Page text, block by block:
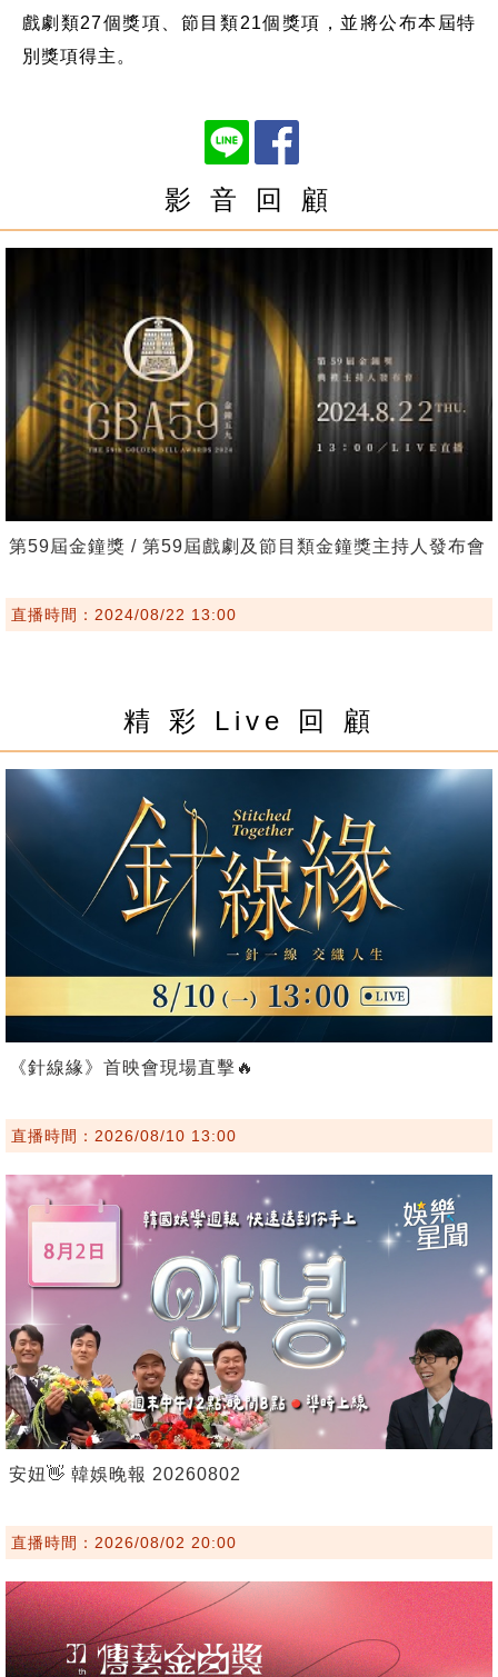
戲劇類27個獎項、節目類21個獎項，並將公布本屆特
別獎項得主。
影 音 回 顧
第59屆金鐘獎 / 第59屆戲劇及節目類金鐘獎主持人發布會
直播時間：2024/08/22 13:00
精 彩 Live 回 顧
《針線緣》首映會現場直擊🔥
直播時間：2026/08/10 13:00
安妞👋 韓娛晚報 20260802
直播時間：2026/08/02 20:00